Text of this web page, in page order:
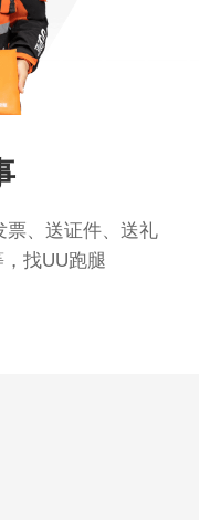
票、送证件、送礼
找UU跑腿